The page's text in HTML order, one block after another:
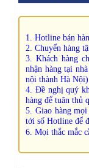
1. Hotline bán
2. Chuyển hàng
3. Khách hàng
nhận hàng tại
nội thành Hà Nội)
4. Đề nghị quý
hàng để tuân thủ
5. Giao hàng
tới số Hotline để
6. Mọi thắc mắc